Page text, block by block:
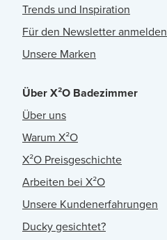
Trends und Inspiration
Für den Newsletter anmelden
Unsere Marken
Über X²O Badezimmer
Über uns
Warum X²O
X²O Preisgeschichte
Arbeiten bei X²O
Unsere Kundenerfahrungen
Ducky gesichtet?